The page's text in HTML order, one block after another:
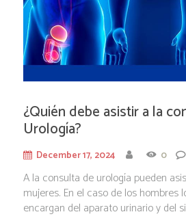
¿Quién debe asistir a la
Urología?
December 17, 2024 0
A la consulta de urología pueden
mujeres. En el caso de los hombres
encargan del aparato urinario y del